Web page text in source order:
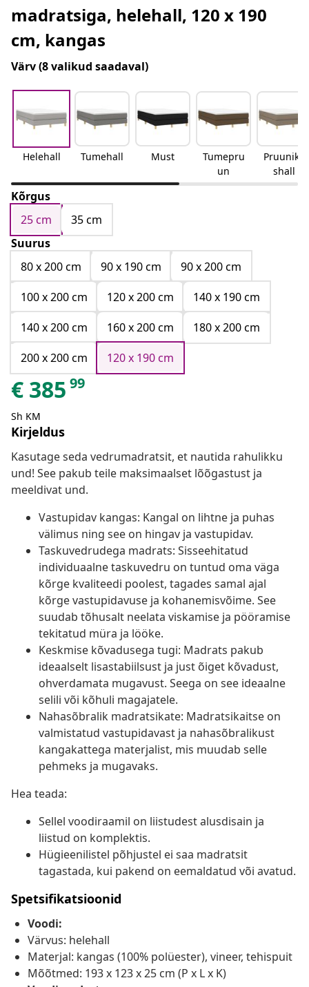
madratsiga, helehall, 120 x 190
cm, kangas
Värv(8 valikud saadaval)
Helehall Tumehall Must
Tumepru
un
Pruunika
shall
Kõrgus
25 cm
35 cm
Suurus
80 x 200 cm
90 x 190 cm
90 x 200 cm
100 x 200 cm
120 x 200 cm
140 x 190 cm
140 x 200 cm
160 x 200 cm
180 x 200 cm
200 x 200 cm
120 x 190 cm
€ 385 99
Sh KM
Kirjeldus
Kasutage seda vedrumadratsit, et nautida rahulikku
und! See pakub teile maksimaalset lõõgastust ja
meeldivat und.
Vastupidav kangas: Kangal on lihtne ja puhas
välimus ning see on hingav ja vastupidav.
Taskuvedrudega madrats: Sisseehitatud
individuaalne taskuvedru on tuntud oma väga
kõrge kvaliteedi poolest, tagades samal ajal
kõrge vastupidavuse ja kohanemisvõime. See
suudab tõhusalt neelata viskamise ja pööramise
tekitatud müra ja lööke.
Keskmise kõvadusega tugi: Madrats pakub
ideaalselt lisastabiilsust ja just õiget kõvadust,
ohverdamata mugavust. Seega on see ideaalne
selili või kõhuli magajatele.
Nahasõbralik madratsikate: Madratsikaitse on
valmistatud vastupidavast ja nahasõbralikust
kangakattega materjalist, mis muudab selle
pehmeks ja mugavaks.
Hea teada:
Sellel voodiraamil on liistudest alusdisain ja
liistud on komplektis.
Hügieenilistel põhjustel ei saa madratsit
tagastada, kui pakend on eemaldatud või avatud.
Spetsifikatsioonid
Voodi:
Värvus: helehall
Materjal: kangas (100% polüester), vineer, tehispuit
Mõõtmed: 193 x 123 x 25 cm (P x L x K)